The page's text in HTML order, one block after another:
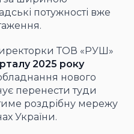
потужності вже
ТОВ «РУШ»
2025 року
нового
перенести туди
роздрібну мережу
України.